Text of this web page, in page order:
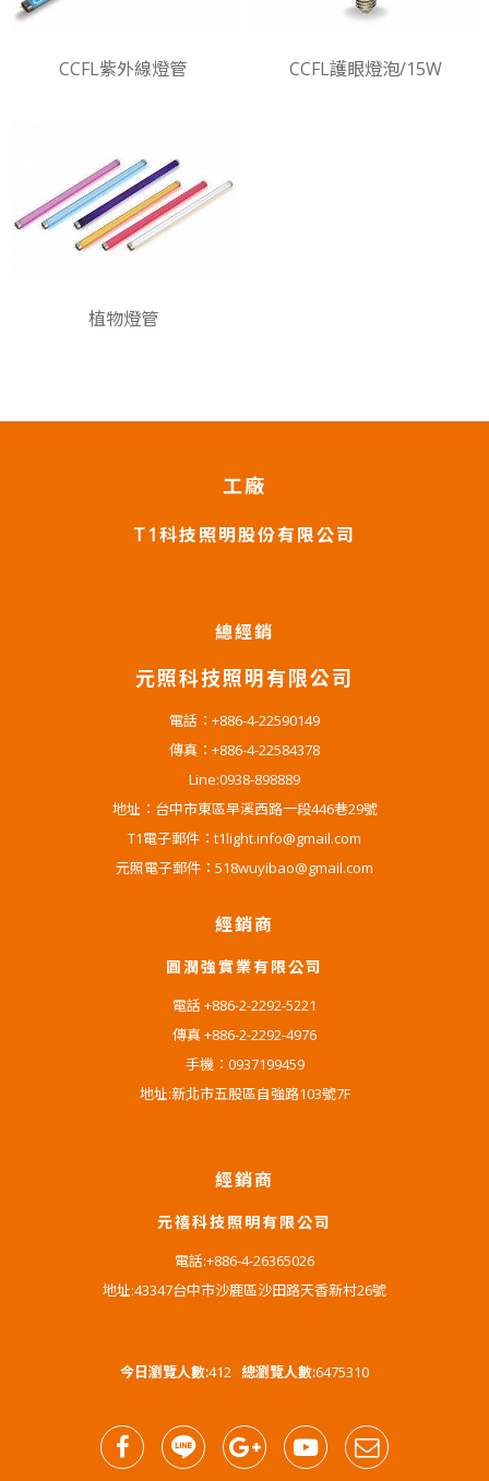
CCFL紫外線燈管 CCFL護眼燈泡/15W
植物燈管
工廠
T1科技照明股份有限公司
總經銷
元照科技照明有限公司
電話：+886-4-22590149
傳真：+886-4-22584378
Line:0938-898889
地址：台中市東區旱溪西路一段446巷29號
T1電子郵件：t1light.info@gmail.com
元照電子郵件：518wuyibao@gmail.com
經銷商
圓潤強實業有限公司
電話 +886-2-2292-5221
傳真 +886-2-2292-4976
手機：0937199459
地址:新北市五股區自強路103號7F
經銷商
元禧科技照明有限公司
電話:+886-4-26365026
地址:43347台中市沙鹿區沙田路天香新村26號
今日瀏覽人數:412 總瀏覽人數:6475310